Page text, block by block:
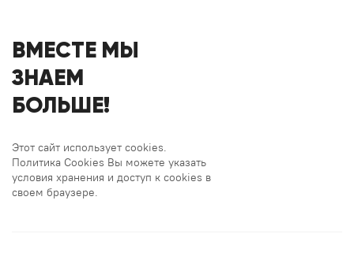
ВМЕСТЕ МЫ
ЗНАЕМ
БОЛЬШЕ!
Этот сайт использует cookies.
Политика Cookies Вы можете указать
условия хранения и доступ к cookies в
своем браузере.